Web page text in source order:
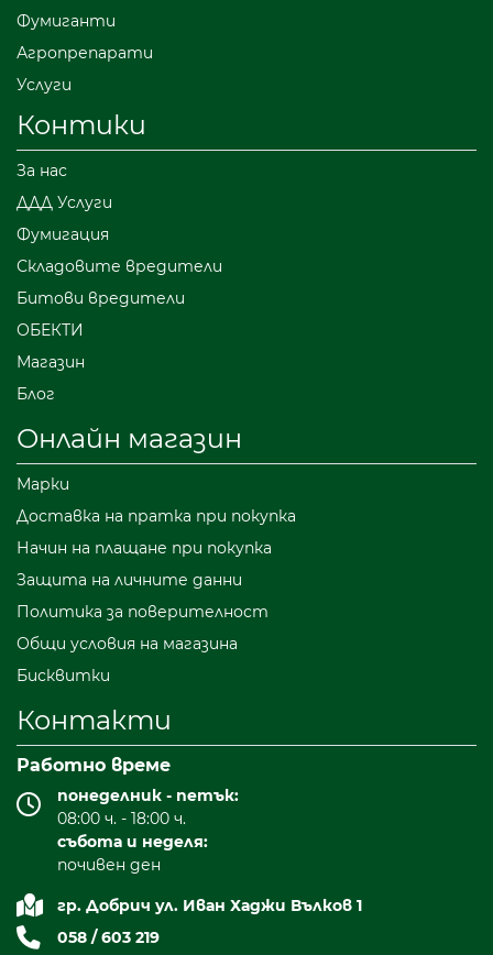
Фумиганти
Агропрепарати
Услуги
Контики
За нас
ДДД Услуги
Фумигация
Складовите вредители
Битови вредители
ОБЕКТИ
Магазин
Блог
Онлайн магазин
Марки
Доставка на пратка при покупка
Начин на плащане при покупка
Защита на личните данни
Политика за поверителност
Общи условия на магазина
Бисквитки
Контакти
Работно време
понеделник - петък:
08:00 ч. - 18:00 ч.
събота и неделя:
почивен ден
гр. Добрич ул. Иван Хаджи Вълков 1
058 / 603 219